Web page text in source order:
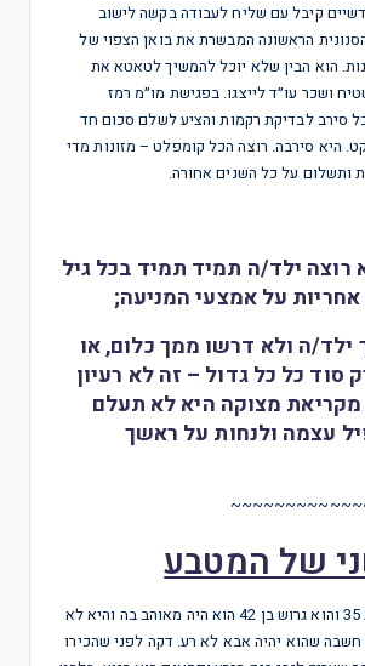
קיבל עם שליח לעבודה בקשה לישוב
הראשונה המבשרת את בואן הצפוי של
הוא הבין שלא יוכל להמשיך לטאטא את
ושכר עו״ד לייצגו. בפגישת מו״מ רמז
סירב לבדיקת רקמות והציע לשלם סכום חד
היא סירבה. רוצה הכל קומפלט – מזונות מדי
ותשלום על כל השנים אחורה.
רוצה ילד/ה תמיד תמיד בכל גיל
על אמצעי המניעה;
ילד/ה ולא דרשו ממך כלום, או
כל כל גדול – זה לא רעיון
מצוקה היא לא תעלם
עצמה ולנחות על ראשך
של המטבע
היא היתה רווקה בת 35 והוא גרוש בן 42 הוא היה מאוהב בה והיא לא
שהוא יהיה אבא לא רע. דקה לפני שהכירו